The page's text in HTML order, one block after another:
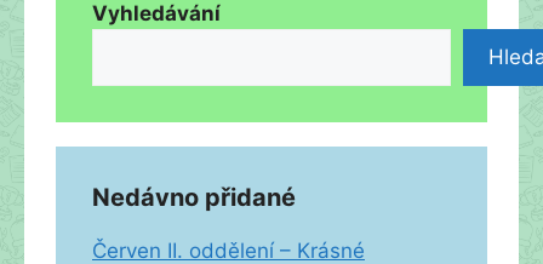
Vyhledávání
Nedávno přidané
Červen II. oddělení – Krásné